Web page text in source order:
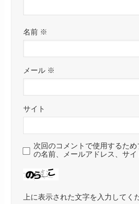
名前 ※
メール ※
サイト
次回のコメントで使用するた
の名前、メールアドレス、サイ
上に表示された文字を入力してく